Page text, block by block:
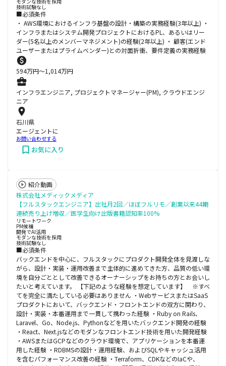
技術試験なし
■必須条件
・ AWS環境におけるインフラ基盤の設計・構築の実務経験(3年以上) ・
インフラまたはシステム開発プロジェクトにおけるPL、あるいはリー
ダー(5名以上のメンバーマネジメント)の経験(2年以上) ・ 顧客(エンド
ユーザーまたはプライムベンダー)との対面折衝、要件定義の実務経験
594万円〜1,014万円
インフラエンジニア, プロジェクトマネージャー(PM), クラウドエンジ
ニア
石川県
エージェントに
お問い合わせする
お気に入り
紹介動画
株式会社メディックメディア
【フルスタックエンジニア】出社月2回／ほぼフルリモ／創業以来44期
連続売り上げ増収／医学生向け出版書籍認知率100%
リモートワーク
PM候補
開発でAI活用
モダンな技術を採用
技術試験なし
■必須条件
バックエンドを中心に、フルスタックにプロダクト開発全体を見渡しな
がら、設計・実装・運用改善まで主体的に進めてきた方、品質の低い環
境を自分ごととして改善できるオーナーシップをお持ちの方とお会いし
たいと考えています。 【下記のような経験を想定しています】 ※すべ
てを完全に満たしている必要はありません ・WebサービスまたはSaaS
プロダクトにおいて、バックエンド・フロントエンドの双方に関わり、
設計・実装・本番運用まで一貫して携わった経験 ・Ruby on Rails、
Laravel、Go、Node.js、Pythonなどを用いたバックエンド開発の経験
・React、Next.jsなどのモダンなフロントエンド技術を用いた開発経験
・AWSまたはGCPなどのクラウド環境で、アプリケーションを本番運
用した経験 ・RDBMSの設計・運用経験、およびSQLやキャッシュ活用
を含むパフォーマンス改善の経験 ・Terraform、CDKなどのIaCや、